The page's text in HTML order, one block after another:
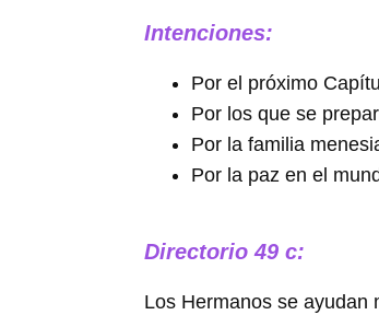
Intenciones:
Por el próximo
Por los que se
Por la familia
Por la paz en el
Directorio 49 c:
Los Hermanos se ayudan